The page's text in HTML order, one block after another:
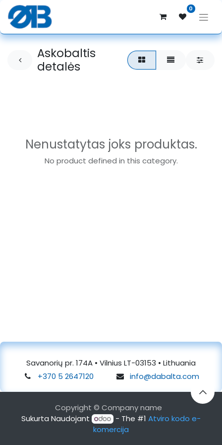
0
Askobaltis
detalės
Nenustatytas joks produktas.
No product defined in this category.
Savanorių pr. 174A • Vilnius LT-03153 • Lithuania
+370 5 2647120
info@dabalta.com
Copyright © Company name
Sukurta Naudojant
- The #1 Atviro kodo e-
komercija